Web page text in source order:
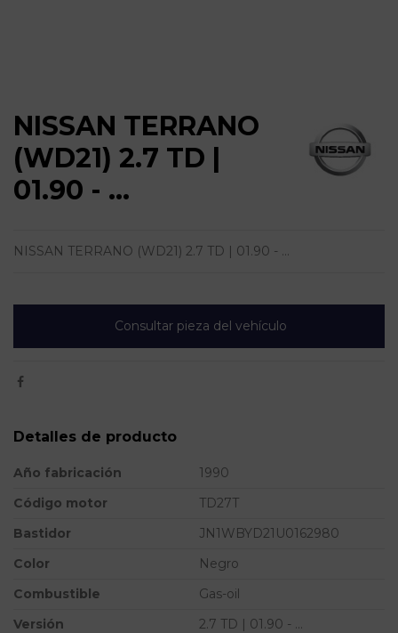
NISSAN TERRANO
(WD21) 2.7 TD |
01.90 - ...
NISSAN TERRANO (WD21) 2.7 TD | 01.90 - ...
Consultar pieza del vehículo
Detalles de producto
Año fabricación
1990
Código motor
TD27T
Bastidor
JN1WBYD21U0162980
Color
Negro
Combustible
Gas-oil
Versión
2.7 TD | 01.90 - ...